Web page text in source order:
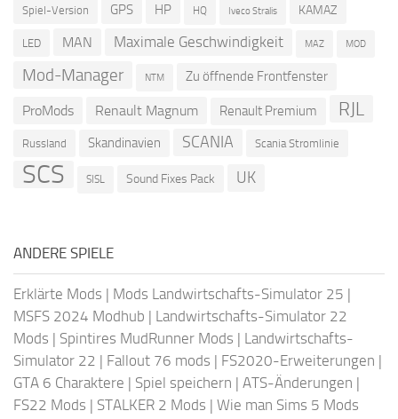
Spiel-Version GPS HP HQ Iveco Stralis KAMAZ
LED MAN Maximale Geschwindigkeit MAZ MOD
Mod-Manager NTM Zu öffnende Frontfenster
ProMods Renault Magnum Renault Premium RJL
Russland Skandinavien SCANIA Scania Stromlinie
SCS SISL Sound Fixes Pack UK
ANDERE SPIELE
Erklärte Mods | Mods Landwirtschafts-Simulator 25 |
MSFS 2024 Modhub | Landwirtschafts-Simulator 22
Mods | Spintires MudRunner Mods | Landwirtschafts-
Simulator 22 | Fallout 76 mods | FS2020-Erweiterungen |
GTA 6 Charaktere | Spiel speichern | ATS-Änderungen |
FS22 Mods | STALKER 2 Mods | Wie man Sims 5 Mods